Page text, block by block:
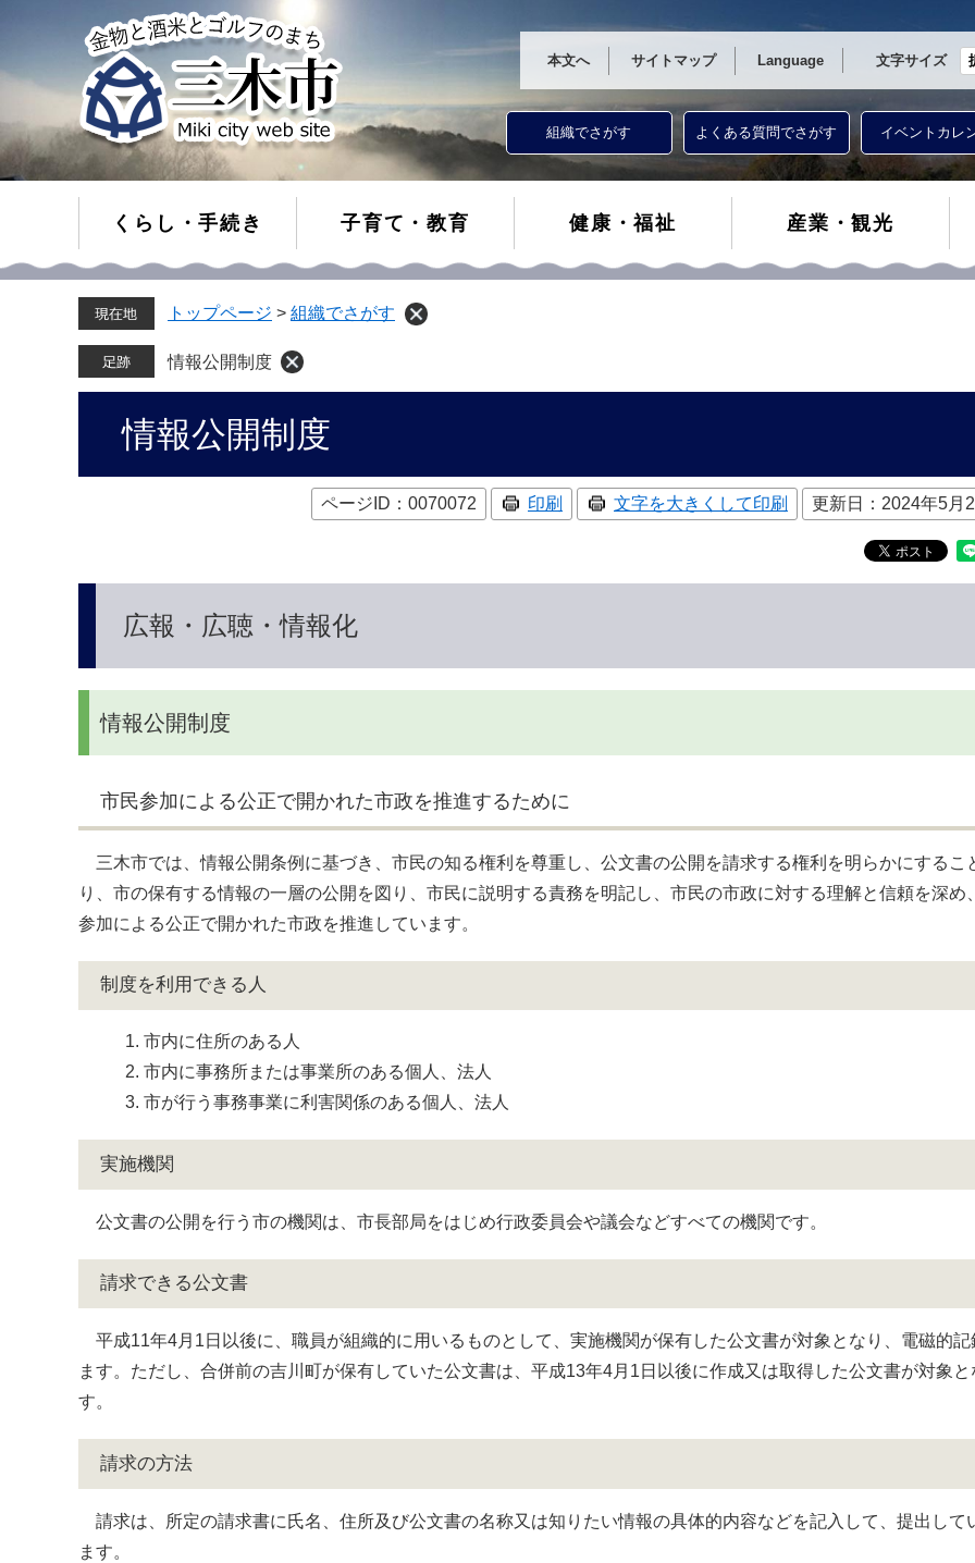
本文へ サイトマップ Language 文字サイズ
組織でさがす よくある質問でさがす イベントカレ
くらし・手続き 子育て・教育 健康・福祉 産業・観光
トップページ > 組織でさがす
情報公開制度
情報公開制度
ページID：0070072 印刷 文字を大きくして印刷 更新日：2024年5月
広報・広聴・情報化
情報公開制度
市民参加による公正で開かれた市政を推進するために
三木市では、情報公開条例に基づき、市民の知る権利を尊重し、公文書の公開を請求する権利を明らかにするこ
り、市の保有する情報の一層の公開を図り、市民に説明する責務を明記し、市民の市政に対する理解と信頼を深め
参加による公正で開かれた市政を推進しています。
制度を利用できる人
市内に住所のある人
市内に事務所または事業所のある個人、法人
市が行う事務事業に利害関係のある個人、法人
実施機関
公文書の公開を行う市の機関は、市長部局をはじめ行政委員会や議会などすべての機関です。
請求できる公文書
平成11年4月1日以後に、職員が組織的に用いるものとして、実施機関が保有した公文書が対象となり、電磁的記
ます。ただし、合併前の吉川町が保有していた公文書は、平成13年4月1日以後に作成又は取得した公文書が対象と
す。
請求の方法
請求は、所定の請求書に氏名、住所及び公文書の名称又は知りたい情報の具体的内容などを記入して、提出して
ます。